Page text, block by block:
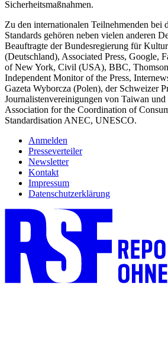
Sicherheitsmaßnahmen.
Zu den internationalen Teilnehmenden bei
Standards gehören neben vielen anderen
Beauftragte der Bundesregierung für
(Deutschland), Associated Press, Google,
of New York, Civil (USA), BBC,
Independent Monitor of the Press,
Gazeta Wyborcza (Polen), der Schweizer
Journalistenvereinigungen von Taiwan
Association for the Coordination of
Standardisation ANEC, UNESCO.
Anmelden
Presseverteiler
Newsletter
Kontakt
Impressum
Datenschutzerklärung